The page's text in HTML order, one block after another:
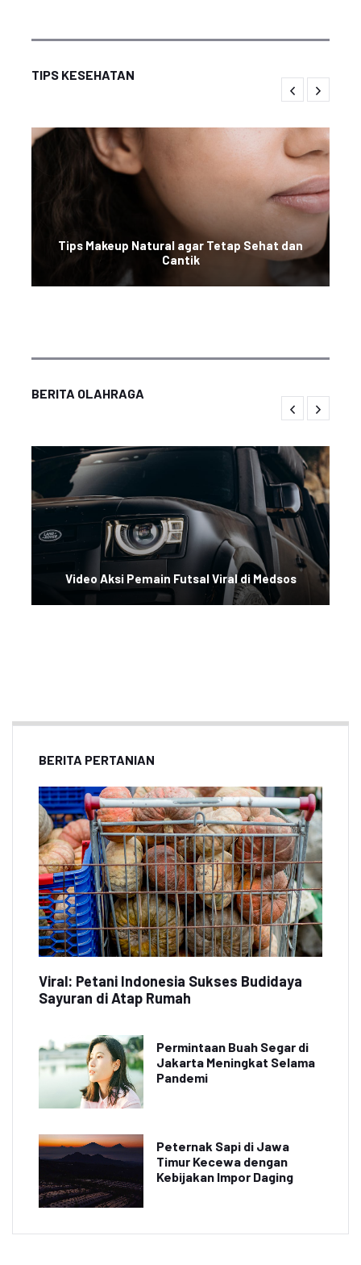
TIPS KESEHATAN
Tips Makeup Natural agar Tetap Sehat dan
Cantik
BERITA OLAHRAGA
Video Aksi Pemain Futsal Viral di Medsos
BERITA PERTANIAN
Viral: Petani Indonesia Sukses Budidaya
Sayuran di Atap Rumah
Permintaan Buah Segar di
Jakarta Meningkat Selama
Pandemi
Peternak Sapi di Jawa
Timur Kecewa dengan
Kebijakan Impor Daging